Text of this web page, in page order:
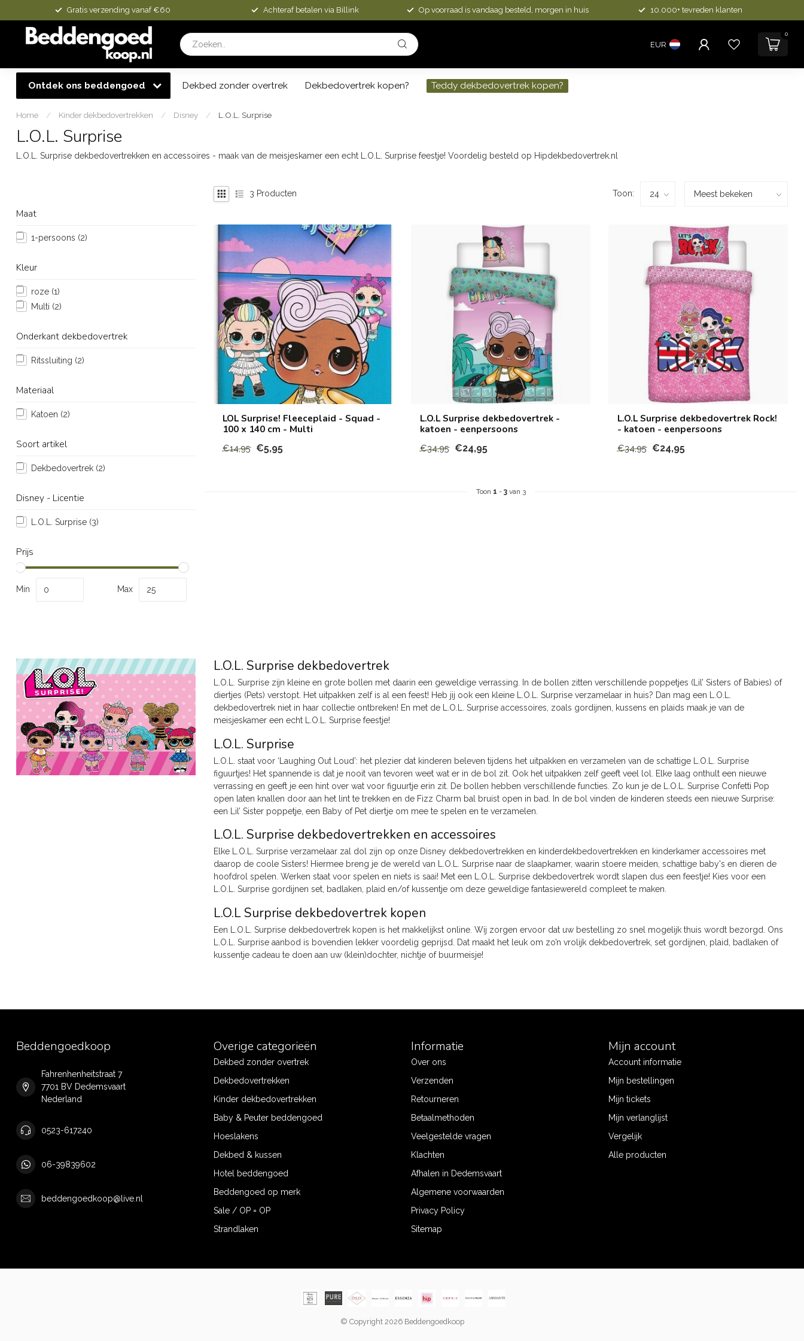
Gratis verzending vanaf €60 Achteraf betalen via Billink Op voorraad is vandaag besteld, morgen in huis 10.000+ tevreden klanten
EUR
0
Ontdek ons beddengoed Dekbed zonder overtrek Dekbedovertrek kopen? Teddy dekbedovertrek kopen?
Home / Kinder dekbedovertrekken / Disney / L.O.L. Surprise
L.O.L. Surprise
L.O.L. Surprise dekbedovertrekken en accessoires - maak van de meisjeskamer een echt L.O.L. Surprise feestje! Voordelig besteld op Hipdekbedovertrek.nl
Maat
1-persoons (2)
Kleur
roze (1)
Multi (2)
Onderkant dekbedovertrek
Ritssluiting (2)
Materiaal
Katoen (2)
Soort artikel
Dekbedovertrek (2)
Disney - Licentie
L.O.L. Surprise (3)
Prijs
Min Max
3 Producten Toon:
LOL Surprise! Fleeceplaid - Squad -
100 x 140 cm - Multi
€14,95 €5,95
L.O.L Surprise dekbedovertrek -
katoen - eenpersoons
€34,95 €24,95
L.O.L Surprise dekbedovertrek Rock!
- katoen - eenpersoons
€34,95 €24,95
Toon 1 - 3van 3
L.O.L. Surprise dekbedovertrek
L.O.L. Surprise zijn kleine en grote bollen met daarin een geweldige verrassing. In de bollen zitten verschillende poppetjes (Lil’ Sisters of Babies) of
diertjes (Pets) verstopt. Het uitpakken zelf is al een feest! Heb jij ook een kleine L.O.L. Surprise verzamelaar in huis? Dan mag een L.O.L.
dekbedovertrek niet in haar collectie ontbreken! En met de L.O.L. Surprise accessoires, zoals gordijnen, kussens en plaids maak je van de
meisjeskamer een echt L.O.L. Surprise feestje!
L.O.L. Surprise
L.O.L. staat voor ‘Laughing Out Loud’: het plezier dat kinderen beleven tijdens het uitpakken en verzamelen van de schattige L.O.L. Surprise
figuurtjes! Het spannende is dat je nooit van tevoren weet wat er in de bol zit. Ook het uitpakken zelf geeft veel lol. Elke laag onthult een nieuwe
verrassing en geeft je een hint over wat voor figuurtje erin zit. De bollen hebben verschillende functies. Zo kun je de L.O.L. Surprise Confetti Pop
open laten knallen door aan het lint te trekken en de Fizz Charm bal bruist open in bad. In de bol vinden de kinderen steeds een nieuwe Surprise:
een Lil’ Sister poppetje, een Baby of Pet diertje om mee te spelen en te verzamelen.
L.O.L. Surprise dekbedovertrekken en accessoires
Elke L.O.L. Surprise verzamelaar zal dol zijn op onze Disney dekbedovertrekken en kinderdekbedovertrekken en kinderkamer accessoires met
daarop de coole Sisters! Hiermee breng je de wereld van L.O.L. Surprise naar de slaapkamer, waarin stoere meiden, schattige baby's en dieren de
hoofdrol spelen. Werken staat voor spelen en niets is saai! Met een L.O.L. Surprise dekbedovertrek wordt slapen dus een feestje! Kies voor een
L.O.L. Surprise gordijnen set, badlaken, plaid en/of kussentje om deze geweldige fantasiewereld compleet te maken.
L.O.L Surprise dekbedovertrek kopen
Een L.O.L. Surprise dekbedovertrek kopen is het makkelijkst online. Wij zorgen ervoor dat uw bestelling zo snel mogelijk thuis wordt bezorgd. Ons
L.O.L. Surprise aanbod is bovendien lekker voordelig geprijsd. Dat maakt het leuk om zo’n vrolijk dekbedovertrek, set gordijnen, plaid, badlaken of
kussentje cadeau te doen aan uw (klein)dochter, nichtje of buurmeisje!
Beddengoedkoop
Fahrenhenheitstraat 7
7701 BV Dedemsvaart
Nederland
0523-617240
06-39839602
beddengoedkoop@live.nl
Overige categorieën
Dekbed zonder overtrek
Dekbedovertrekken
Kinder dekbedovertrekken
Baby & Peuter beddengoed
Hoeslakens
Dekbed & kussen
Hotel beddengoed
Beddengoed op merk
Sale / OP = OP
Strandlaken
Informatie
Over ons
Verzenden
Retourneren
Betaalmethoden
Veelgestelde vragen
Klachten
Afhalen in Dedemsvaart
Algemene voorwaarden
Privacy Policy
Sitemap
Mijn account
Account informatie
Mijn bestellingen
Mijn tickets
Mijn verlanglijst
Vergelijk
Alle producten
© Copyright 2026 Beddengoedkoop